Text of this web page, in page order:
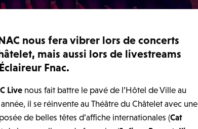
nous fera vibrer lors de concerts
mais aussi lors de livestreams
Fnac.
Live nous fait battre le pavé de l’Hôtel de Ville au
il se réinvente au Théâtre du Châtelet avec une
de belles têtes d’affiche internationales (Cat